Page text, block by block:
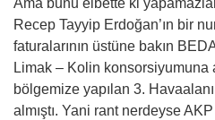
Recep Tayyip Erdoğan’ın bir
faturalarının üstüne bakın
Limak – Kolin konsorsiyumuna
bölgemize yapılan 3.
almıştı. Yani rant nerdeyse